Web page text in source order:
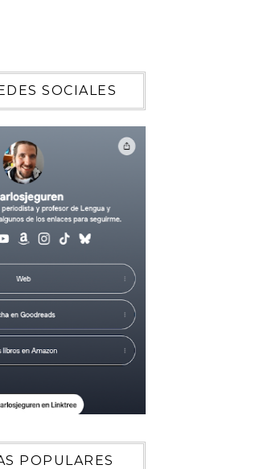
SOCIALES
POPULARES